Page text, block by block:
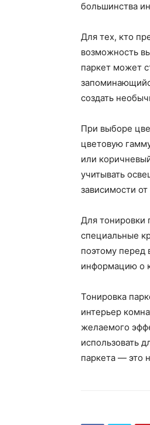
большинства
Для тех, кто
возможность
паркет может
создать
При выборе
цветовую
или
учитывать
зависимости
Для тонировки
специальные
поэтому перед
информацию о
Тонировка
интерьер
желаемого
использовать
паркета — это